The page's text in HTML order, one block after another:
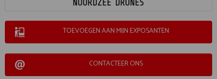
TOEVOEGEN AAN MIJN EXPOSANTEN
CONTACTEER ONS